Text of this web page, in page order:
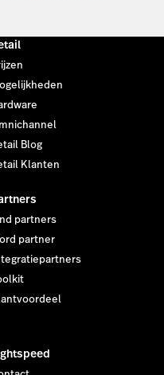
Blog
Klanten
partners
partner